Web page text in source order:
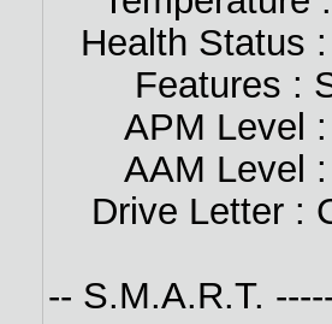
Health Status
Features :
APM Level :
AAM Level :
Drive Letter :
-- S.M.A.R.T.